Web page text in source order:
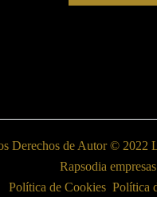
Derechos de Autor © 2022
Rapsodia empresas
Política de Cookies Política